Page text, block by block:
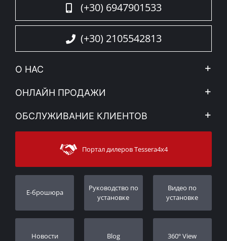
(+30) 6947901533
(+30) 2105542813
О НАС
Компания
Новости
Sitemap
ОНЛАЙН ПРОДАЖИ
Mой Aккаунт
Методы доставки
ОБСЛУЖИВАНИЕ КЛИЕНТОВ
Связаться с
Поддержка клиентов
Порядок слежения
Дилеры
Портал дилеров Tessera4x4
E-брошюра
Pуководство по
установке
Видео по
установке
Новости Blog 360º View